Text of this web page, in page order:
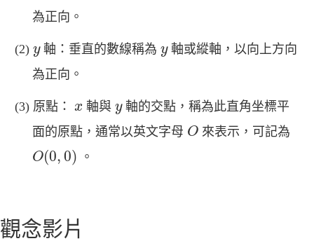
為正向。
y
y軸：垂直的數線稱為y
y軸或縱軸，以向上方向
為正向。
原點： x
x 軸與 y
y軸的交點，稱為此直角坐標平
面的原點，通常以英文字母 O
O 來表示，可記為
O(0, 0)
O(0 0) 。
觀念影片